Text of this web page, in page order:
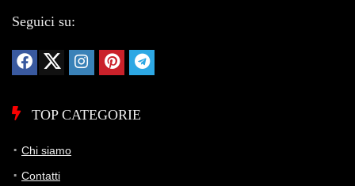
Seguici su:
TOP CATEGORIE
Chi siamo
Contatti